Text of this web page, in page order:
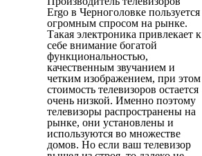
Ergo в Черноголовке пользуется
огромным спросом на рынке.
Такая электроника привлекает к
себе внимание богатой
функциональностью,
качественным звучанием и
четким изображением, при этом
стоимость телевизоров остается
очень низкой. Именно поэтому
телевизоры распространены на
рынке, они установлены и
используются во множестве
домов. Но если ваш телевизор